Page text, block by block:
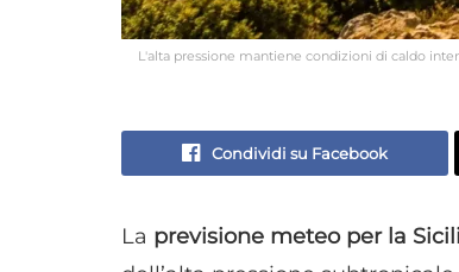
L'alta pressione mantiene condizioni di caldo
Condividi su Facebook
La previsione meteo per la